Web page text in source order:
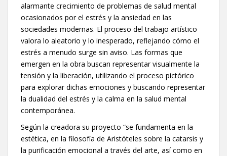
alarmante crecimiento de problemas de salud mental
ocasionados por el estrés y la ansiedad en las
sociedades modernas. El proceso del trabajo artístico
valora lo aleatorio y lo inesperado, reflejando cómo el
estrés a menudo surge sin aviso. Las formas que
emergen en la obra buscan representar visualmente la
tensión y la liberación, utilizando el proceso pictórico
para explorar dichas emociones y buscando representar
la dualidad del estrés y la calma en la salud mental
contemporánea.
Según la creadora su proyecto “se fundamenta en la
estética, en la filosofía de Aristóteles sobre la catarsis y
la purificación emocional a través del arte, así como en